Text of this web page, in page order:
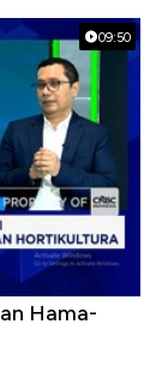
09:50
Hama-